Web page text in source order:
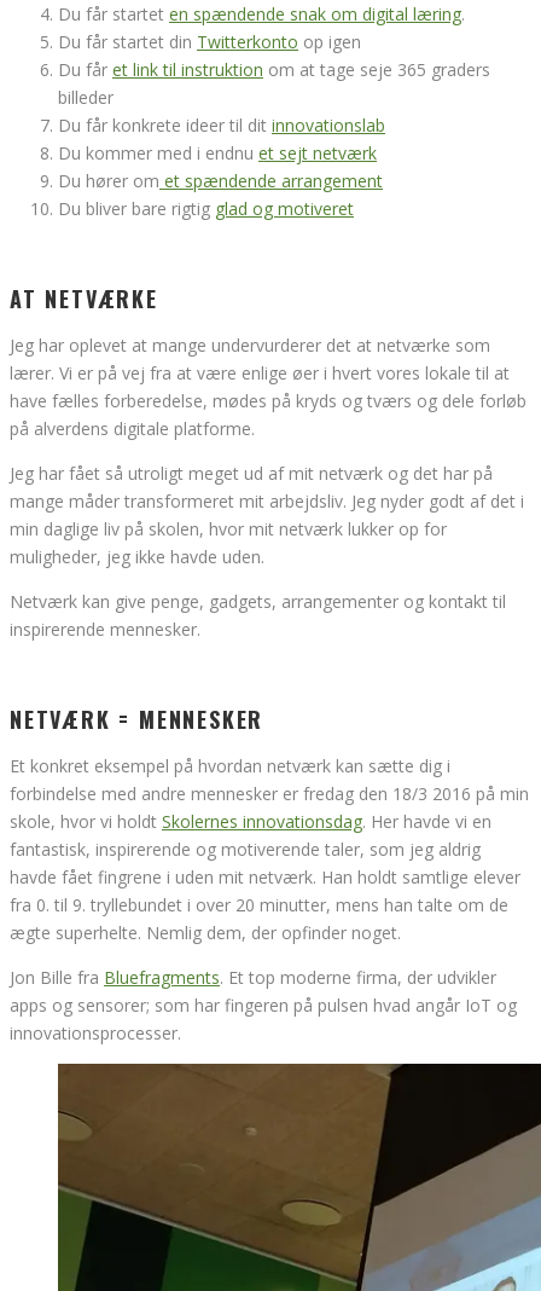
Du får startet en spændende snak om digital læring.
Du får startet din Twitterkonto op igen
Du får et link til instruktion om at tage seje 365 graders
billeder
Du får konkrete ideer til dit innovationslab
Du kommer med i endnu et sejt netværk
Du hører om et spændende arrangement
Du bliver bare rigtig glad og motiveret
AT NETVÆRKE
Jeg har oplevet at mange undervurderer det at netværke som
lærer. Vi er på vej fra at være enlige øer i hvert vores lokale til at
have fælles forberedelse, mødes på kryds og tværs og dele forløb
på alverdens digitale platforme.
Jeg har fået så utroligt meget ud af mit netværk og det har på
mange måder transformeret mit arbejdsliv. Jeg nyder godt af det i
min daglige liv på skolen, hvor mit netværk lukker op for
muligheder, jeg ikke havde uden.
Netværk kan give penge, gadgets, arrangementer og kontakt til
inspirerende mennesker.
NETVÆRK = MENNESKER
Et konkret eksempel på hvordan netværk kan sætte dig i
forbindelse med andre mennesker er fredag den 18/3 2016 på min
skole, hvor vi holdt Skolernes innovationsdag. Her havde vi en
fantastisk, inspirerende og motiverende taler, som jeg aldrig
havde fået fingrene i uden mit netværk. Han holdt samtlige elever
fra 0. til 9. tryllebundet i over 20 minutter, mens han talte om de
ægte superhelte. Nemlig dem, der opfinder noget.
Jon Bille fra Bluefragments. Et top moderne firma, der udvikler
apps og sensorer; som har fingeren på pulsen hvad angår IoT og
innovationsprocesser.